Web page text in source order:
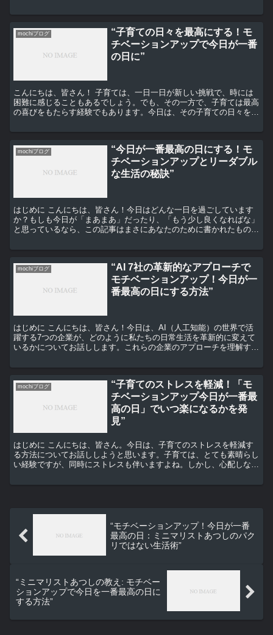
mochiブログ
“子育ての日々を最高にする！モ
チベーションアップで今日が一番
の日に”
こんにちは、皆さん！ 子育ては、一日一日が新しい挑戦で、時には
困難に感じることもあるでしょう。でも、その一方で、子育ては最高
の喜びをもたらす経験でもあります。今日は、その子育ての日々を最
mochiブログ
“今日が一番最高の日にする！モ
チベーションアップとリーダブル
な生活の秘訣”
はじめに こんにちは、皆さん！今日はどんな一日を過ごしています
か？もしも今日が「まあまあ」だったり、「もう少し良くなればな」
と思っているなら、この記事はまさにあなたのために書かれたもので
mochiブログ
“AI 7社の革新的なアプローチで
モチベーションアップ！今日が一
番最高の日にする方法”
はじめに こんにちは、皆さん！今日は、AI（人工知能）の世界で活
躍する7つの企業が、どのように私たちの日常生活を革新的に変えて
いるかについてお話しします。これらの企業のアプローチを理解する
mochiブログ
“子育てのストレスを軽減！「モ
チベーションアップ今日が一番最
高の日」でいつ楽になるかを発
見”
はじめに こんにちは、皆さん。今日は、子育てのストレスを軽減す
る方法についてお話ししようと思います。子育ては、とても素晴らし
い経験ですが、同時にストレスも伴いますよね。しかし、心配しない
“モチベーションアップ！今日が一番
最高の日：ミニマリストあつしのパク
リではない生活術”
“ミニマリストあつしの教え: モチベー
ションアップで今日を一番最高の日に
する方法”